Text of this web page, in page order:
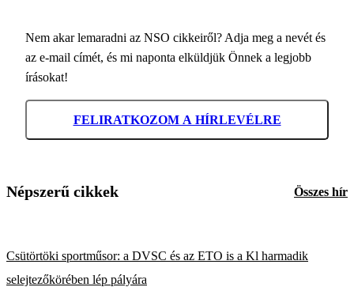
Nem akar lemaradni az NSO cikkeiről? Adja meg a nevét és
az e-mail címét, és mi naponta elküldjük Önnek a legjobb
írásokat!
FELIRATKOZOM A HÍRLEVÉLRE
Népszerű cikkek Összes hír
Csütörtöki sportműsor: a DVSC és az ETO is a Kl harmadik
selejtezőkörében lép pályára